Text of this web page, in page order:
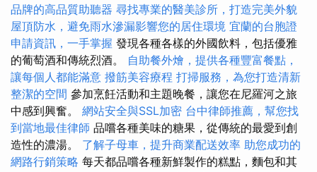
品牌的高品質助聽器 尋找專業的醫美診所，打造完美外貌
屋頂防水，避免雨水滲漏影響您的居住環境 宜蘭的台胞證
申請資訊，一手掌握 發現各種各樣的外國飲料，包括優雅
的葡萄酒和傳統烈酒。 自助餐外燴，提供各種豐富餐點，
讓每個人都能滿意 撥筋美容療程 打掃服務，為您打造清新
整潔的空間 參加烹飪活動和主題晚餐，讓您在尼羅河之旅
中感到興奮。 網站安全與SSL加密 台中律師推薦，幫您找
到當地最佳律師 品嚐各種美味的糖果，從傳統的最愛到創
造性的濃湯。 了解子母車，提升商業配送效率 助您成功的
網路行銷策略 每天都品嚐各種新鮮製作的糕點，麵包和其